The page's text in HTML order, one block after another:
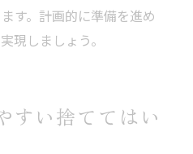
す。計画的に準備を進め
現しましょう。
すい捨ててはい